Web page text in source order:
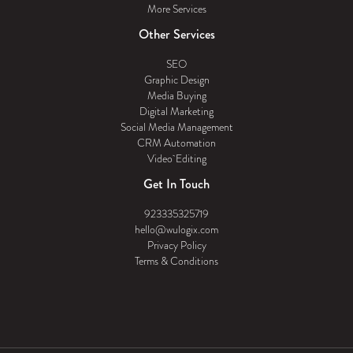
More Services
Other Services
SEO
Graphic Design
Media Buying
Digital Marketing
Social Media Management
CRM Automation
Video Editing
Get In Touch
923335325719
hello@wulogix.com
Privacy Policy
Terms & Conditions